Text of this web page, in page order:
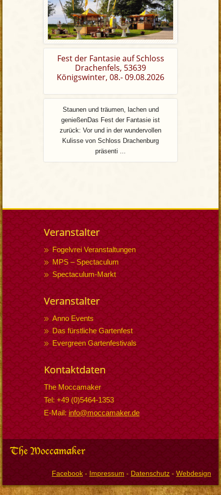
Fest der Fantasie auf Schloss
Drachenfels, 53639
Königswinter, 08.- 09.08.2026
Staunen und träumen, lachen und
genießenDas Fest der Fantasie ist
zurück: Vor und in der wundervollen
Kulisse von Schloss Drachenburg
präsenti ...
Veranstalter
Fogelvrei Veranstaltungen
MPS – Spectaculum
Spectaculum-Markt
Veranstalter
Anno Events
Das fürstliche Gartenfest
Evergreen Gartenfestivals
Kontaktdaten
The Moccamaker
Tel: +49 (0)5464-1353
E-Mail: info@moccamaker.de
Facebook - Impressum - Datenschutz - Webdesign